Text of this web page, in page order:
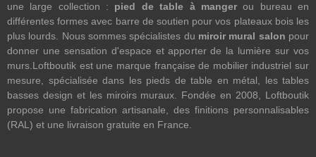
une large collection : pied de table à mangerou bureau en
différentes formes avec barre de soutien pour vos plateaux bois les
plus lourds. Nous sommes spécialistes du miroir mural salon pour
donner une sensation d'espace et apporter de la lumière sur vos
murs.Loftboutik est une marque française de mobilier industriel sur
mesure, spécialisée dans les pieds de table en métal, les tables
basses design et les miroirs muraux. Fondée en 2008, Loftboutik
propose une fabrication artisanale, des finitions personnalisables
(RAL) et une livraison gratuite en France.